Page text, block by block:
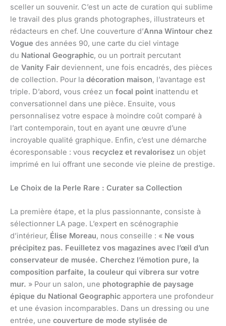
sceller un souvenir. C’est un acte de curation qui sublime
le travail des plus grands photographes, illustrateurs et
rédacteurs en chef. Une couverture d’Anna Wintour chez
Vogue des années 90, une carte du ciel vintage
du National Geographic, ou un portrait percutant
de Vanity Fair deviennent, une fois encadrés, des pièces
de collection. Pour la décoration maison, l’avantage est
triple. D’abord, vous créez un focal point inattendu et
conversationnel dans une pièce. Ensuite, vous
personnalisez votre espace à moindre coût comparé à
l’art contemporain, tout en ayant une œuvre d’une
incroyable qualité graphique. Enfin, c’est une démarche
écoresponsable : vous recyclez et revalorisez un objet
imprimé en lui offrant une seconde vie pleine de prestige.
Le Choix de la Perle Rare : Curater sa Collection
La première étape, et la plus passionnante, consiste à
sélectionner LA page. L’expert en scénographie
d’intérieur, Élise Moreau, nous conseille : « Ne vous
précipitez pas. Feuilletez vos magazines avec l’œil d’un
conservateur de musée. Cherchez l’émotion pure, la
composition parfaite, la couleur qui vibrera sur votre
mur. » Pour un salon, une photographie de paysage
épique du National Geographic apportera une profondeur
et une évasion incomparables. Dans un dressing ou une
entrée, une couverture de mode stylisée de